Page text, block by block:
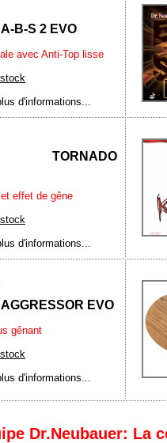
B-S 2 EVO
avec Anti-Top lisse
d'informations...
TORNADO
effet de gêne
d'informations...
EVO
gênant
d'informations...
Dr.Neubauer: La